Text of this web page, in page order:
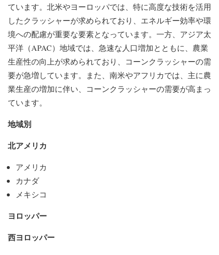
ています。北米やヨーロッパでは、特に高度な技術を活用
したクラッシャーが求められており、エネルギー効率や環
境への配慮が重要な要素となっています。一方、アジア太
平洋（APAC）地域では、急速な人口増加とともに、農業
生産性の向上が求められており、コーンクラッシャーの需
要が急増しています。また、南米やアフリカでは、主に農
業生産の増加に伴い、コーンクラッシャーの需要が高まっ
ています。
地域別
北アメリカ
アメリカ
カナダ
メキシコ
ヨロッパー
西ヨロッパー